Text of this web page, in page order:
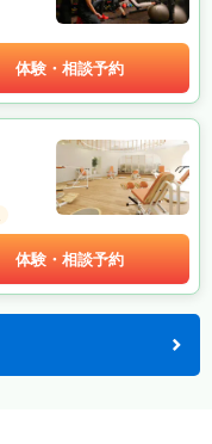
体験・相談予約
体験・相談予約